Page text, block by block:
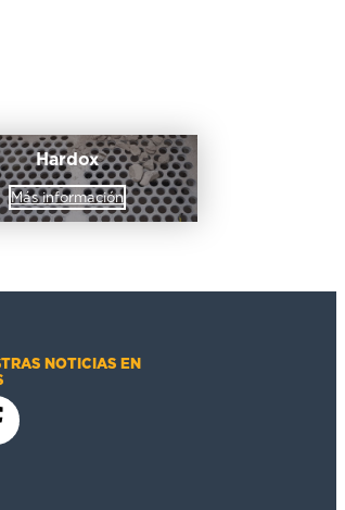
Hardox
Más información
NOTICIAS EN